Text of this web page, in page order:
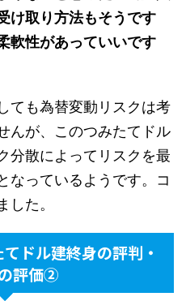
け取り方法もそうです
軟性があっていいです
ても為替変動リスクは考
んが、このつみたてドル
分散によってリスクを最
なっているようです。コ
した。
ドル建終身の評判・
評価②